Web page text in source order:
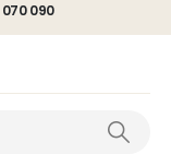
070 090